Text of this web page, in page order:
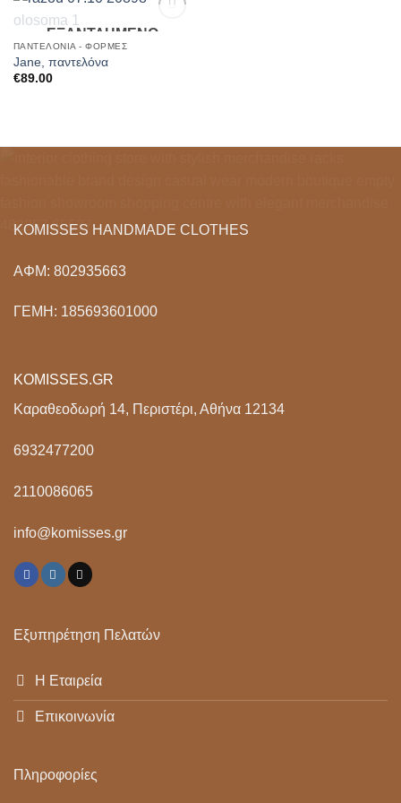
Add to
ΕΞΑΝΤΛΗΜΈΝΟ
ΠΑΝΤΕΛΌΝΙΑ - ΦΌΡΜΕΣ
Jane, παντελόνα
€89.00
KOMISSES HANDMADE CLOTHES
ΑΦΜ: 802935663
ΓΕΜΗ: 185693601000
Εξυπηρέτηση Πελατών
Η Εταιρεία
Επικοινωνία
Πληροφορίες
KOMISSES.GR
Καραθεοδωρή 14, Περιστέρι, Αθήνα 12134
6932477200
2110086065
info@komisses.gr